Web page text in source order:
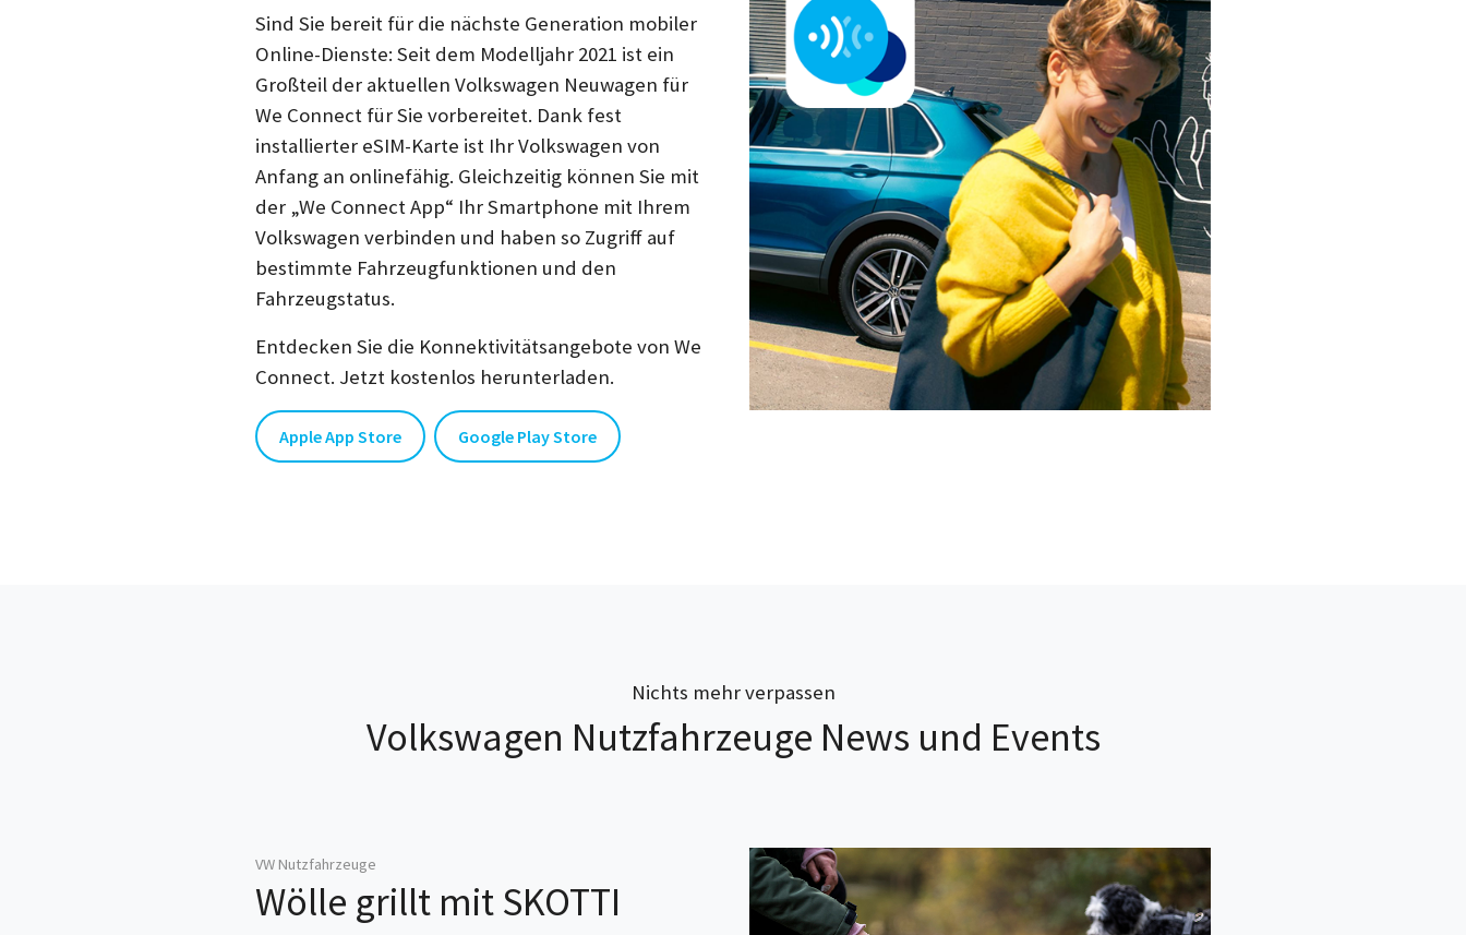
Sind Sie bereit für die nächste Generation mobiler
Online-Dienste: Seit dem Modelljahr 2021 ist ein
Großteil der aktuellen Volkswagen Neuwagen für
We Connect für Sie vorbereitet. Dank fest
installierter eSIM-Karte ist Ihr Volkswagen von
Anfang an onlinefähig. Gleichzeitig können Sie mit
der „We Connect App“ Ihr Smartphone mit Ihrem
Volkswagen verbinden und haben so Zugriff auf
bestimmte Fahrzeugfunktionen und den
Fahrzeugstatus.
Entdecken Sie die Konnektivitätsangebote von We
Connect. Jetzt kostenlos herunterladen.
Apple App Store Google Play Store
Volkswagen Nutzfahrzeuge News und Events
Nichts mehr verpassen
VW Nutzfahrzeuge
Wölle grillt mit SKOTTI